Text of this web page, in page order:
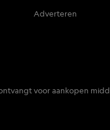
Adverteren
voor aankopen